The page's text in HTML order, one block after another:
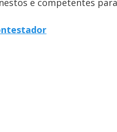
e competentes